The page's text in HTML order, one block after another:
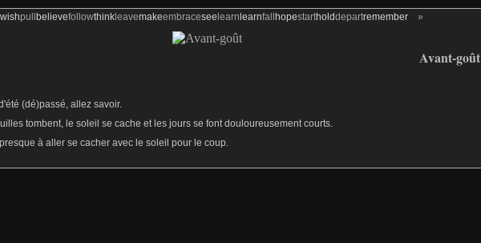
pull believefollowthinkleavemakeembracesee learn learnfall hopestartholddepartremember »
Avant-goût
(dé)passé, allez savoir.
tombent, le soleil se cache et les jours se font douloureusement courts.
à aller se cacher avec le soleil pour le coup.